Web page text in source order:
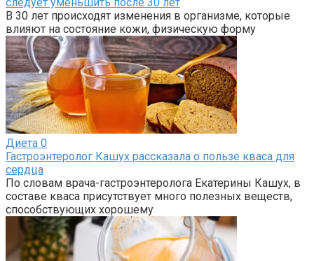
В 30 лет происходят изменения в организме, которые
влияют на состояние кожи, физическую форму
Диета 0
Гастроэнтеролог Кашух рассказала о пользе кваса для
сердца
По словам врача-гастроэнтеролога Екатерины Кашух, в
составе кваса присутствует много полезных веществ,
способствующих хорошему